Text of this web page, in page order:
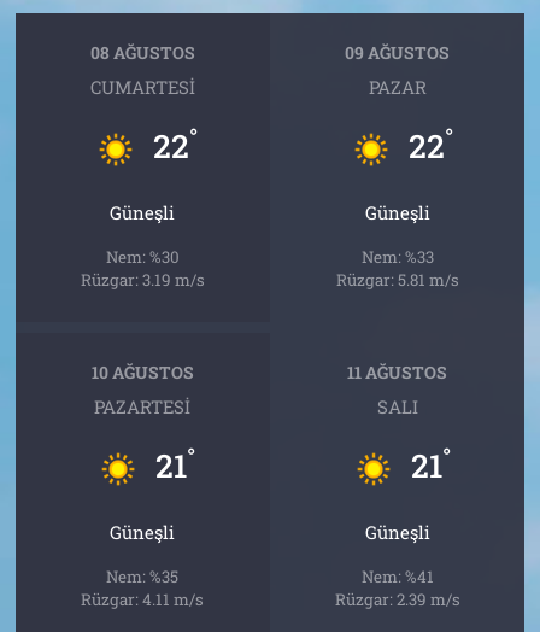
08 AĞUSTOS
CUMARTESI
22°
Güneşli
Nem: %30
Rüzgar: 3.19 m/s
09 AĞUSTOS
PAZAR
22°
Güneşli
Nem: %33
Rüzgar: 5.81 m/s
10 AĞUSTOS
PAZARTESI
21°
Güneşli
Nem: %35
Rüzgar: 4.11 m/s
11 AĞUSTOS
SALI
21°
Güneşli
Nem: %41
Rüzgar: 2.39 m/s